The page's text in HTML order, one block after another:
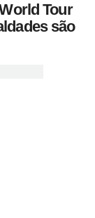
Tour
são